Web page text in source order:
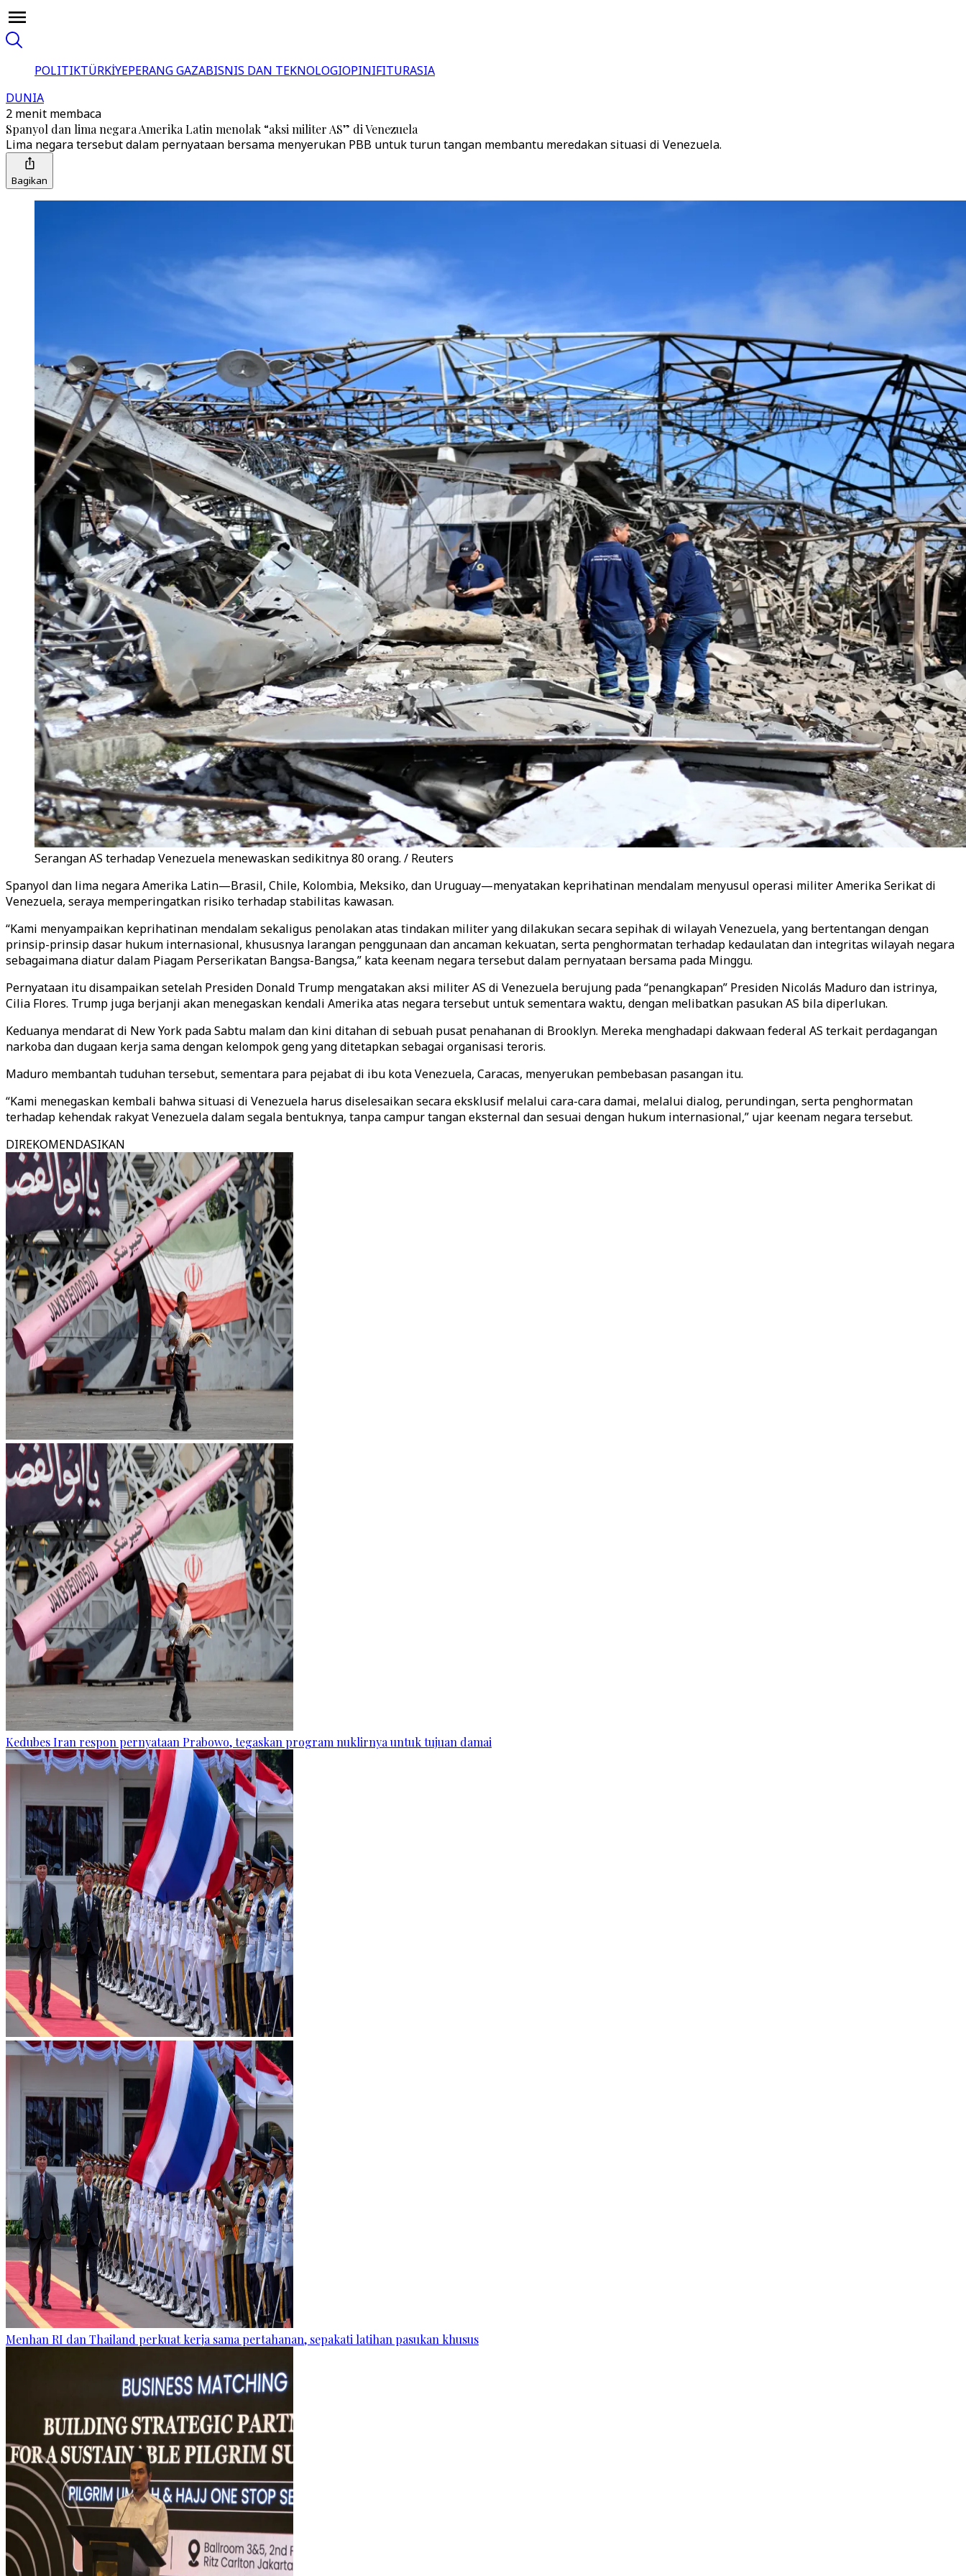
POLITIKTÜRKİYEPERANG GAZABISNIS DAN TEKNOLOGIOPINIFITURASIA
DUNIA
2 menit membaca
Spanyol dan lima negara Amerika Latin menolak “aksi militer AS” di Venezuela
Lima negara tersebut dalam pernyataan bersama menyerukan PBB untuk turun tangan membantu meredakan situasi di Venezuela.
Bagikan
Serangan AS terhadap Venezuela menewaskan sedikitnya 80 orang. / Reuters
Spanyol dan lima negara Amerika Latin—Brasil, Chile, Kolombia, Meksiko, dan Uruguay—menyatakan keprihatinan mendalam menyusul operasi militer Amerika Serikat di
Venezuela, seraya memperingatkan risiko terhadap stabilitas kawasan.
“Kami menyampaikan keprihatinan mendalam sekaligus penolakan atas tindakan militer yang dilakukan secara sepihak di wilayah Venezuela, yang bertentangan dengan
prinsip-prinsip dasar hukum internasional, khususnya larangan penggunaan dan ancaman kekuatan, serta penghormatan terhadap kedaulatan dan integritas wilayah negara
sebagaimana diatur dalam Piagam Perserikatan Bangsa-Bangsa,” kata keenam negara tersebut dalam pernyataan bersama pada Minggu.
Pernyataan itu disampaikan setelah Presiden Donald Trump mengatakan aksi militer AS di Venezuela berujung pada “penangkapan” Presiden Nicolás Maduro dan istrinya,
Cilia Flores. Trump juga berjanji akan menegaskan kendali Amerika atas negara tersebut untuk sementara waktu, dengan melibatkan pasukan AS bila diperlukan.
Keduanya mendarat di New York pada Sabtu malam dan kini ditahan di sebuah pusat penahanan di Brooklyn. Mereka menghadapi dakwaan federal AS terkait perdagangan
narkoba dan dugaan kerja sama dengan kelompok geng yang ditetapkan sebagai organisasi teroris.
Maduro membantah tuduhan tersebut, sementara para pejabat di ibu kota Venezuela, Caracas, menyerukan pembebasan pasangan itu.
“Kami menegaskan kembali bahwa situasi di Venezuela harus diselesaikan secara eksklusif melalui cara-cara damai, melalui dialog, perundingan, serta penghormatan
terhadap kehendak rakyat Venezuela dalam segala bentuknya, tanpa campur tangan eksternal dan sesuai dengan hukum internasional,” ujar keenam negara tersebut.
DIREKOMENDASIKAN
Kedubes Iran respon pernyataan Prabowo, tegaskan program nuklirnya untuk tujuan damai
Menhan RI dan Thailand perkuat kerja sama pertahanan, sepakati latihan pasukan khusus